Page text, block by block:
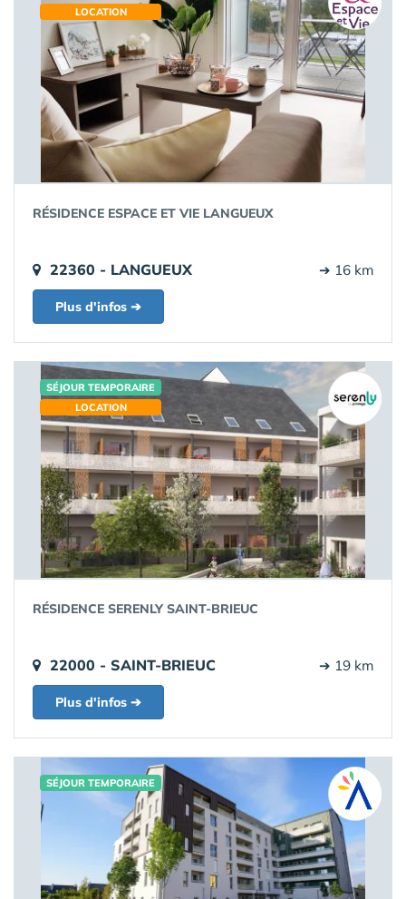
LOCATION
RÉSIDENCE ESPACE ET VIE LANGUEUX
22360 - LANGUEUX ➔ 16 km
Plus d'infos ➔
SÉJOUR TEMPORAIRE
LOCATION
RÉSIDENCE SERENLY SAINT-BRIEUC
22000 - SAINT-BRIEUC ➔ 19 km
Plus d'infos ➔
SÉJOUR TEMPORAIRE